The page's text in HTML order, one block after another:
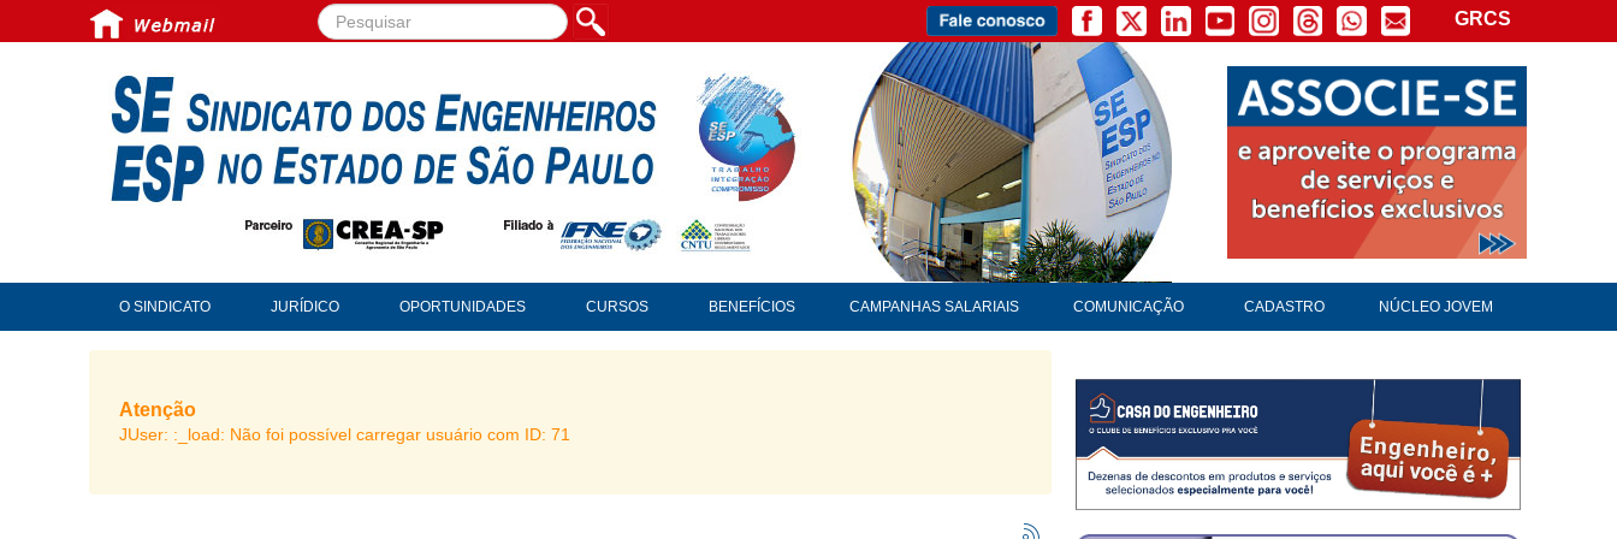
Pesquisar... GRCS
O SINDICATO JURÍDICO OPORTUNIDADES CURSOS BENEFÍCIOS CAMPANHAS SALARIAIS COMUNICAÇÃO CADASTRO NÚCLEO JOVEM
Atenção
JUser: :_load: Não foi possível carregar usuário com ID: 71